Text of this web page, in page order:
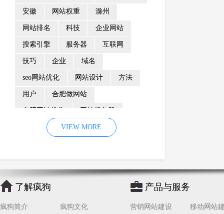
安徽 网站权重 滁州
网站排名 科技 企业网站
搜索引擎 服务器 互联网
技巧 企业 域名
seo网站优化 网站设计 方法
用户 合肥做网站
优化 网站降权
企业网站建设 效果 页面
网络营销 因素 网络公司
网站流量
百度优化 网站收录
VIEW MORE
了解疯狗
疯狗简介
疯狗文化
产品与服务
营销网站建设
移动网站